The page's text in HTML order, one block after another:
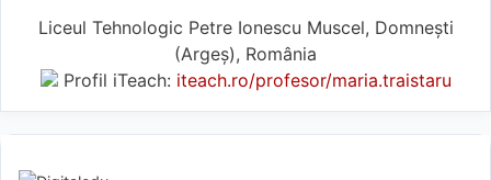
Liceul Tehnologic Petre Ionescu Muscel, Domnești
(Argeş), România
Profil iTeach: iteach.ro/profesor/maria.traistaru